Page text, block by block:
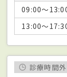
09:00～
13:00～
診療時間外